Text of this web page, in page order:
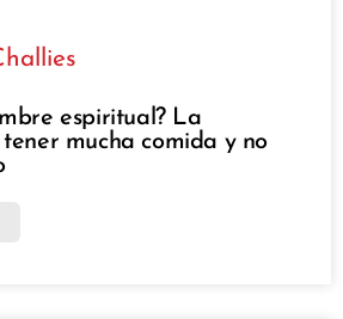
espiritual? La
mucha comida y no